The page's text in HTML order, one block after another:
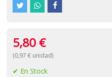
5,80 €
(0,97 € unidad)
En Stock